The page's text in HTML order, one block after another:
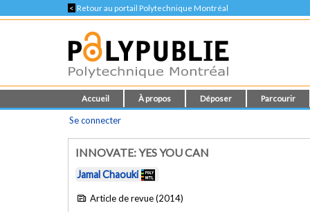
< Retour au portail Polytechnique Montréal
Accueil À propos Déposer Parcourir
Se connecter
INNOVATE: YES YOU CAN
Jamal Chaouki
Article de revue (2014)